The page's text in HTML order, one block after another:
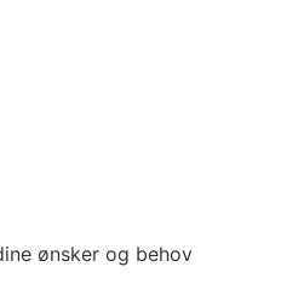
ønsker og behov